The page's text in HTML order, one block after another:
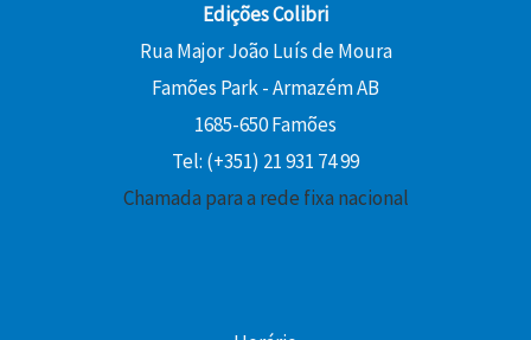
Edições Colibri
Rua Major João Luís de Moura
Famões Park - Armazém AB
1685-650 Famões
Tel: (+351) 21 931 74 99
Chamada para a rede fixa nacional